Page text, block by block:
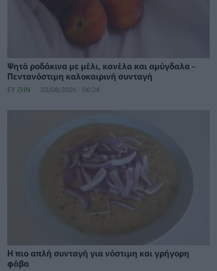
Ψητά ροδάκινα με μέλι, κανέλα και αμύγδαλα -
Πεντανόστιμη καλοκαιρινή συνταγή
ΕΥ ΖΗΝ 03/08/2026 - 06:24
Η πιο απλή συνταγή για νόστιμη και γρήγορη
φάβα